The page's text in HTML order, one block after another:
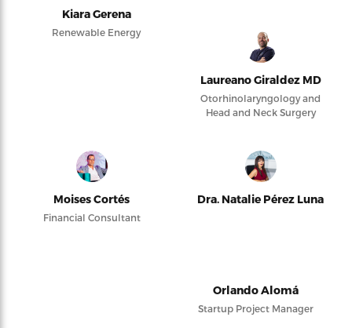
Kiara Gerena
Renewable Energy
Laureano Giraldez MD
Otorhinolaryngology and
Head and Neck Surgery
Moises Cortés
Financial Consultant
Dra. Natalie Pérez Luna
Orlando Alomá
Startup Project Manager